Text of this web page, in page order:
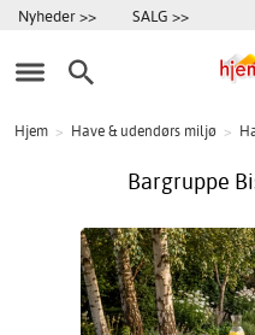
Nyheder >> SALG >>
Hjem > Have & udendørs miljø >
Bargruppe